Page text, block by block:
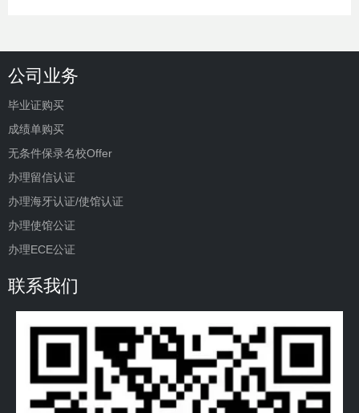
公司业务
毕业证购买
成绩单购买
无条件保录名校Offer
办理留信认证
办理海牙认证/使馆认证
办理使馆公证
办理ECE公证
联系我们